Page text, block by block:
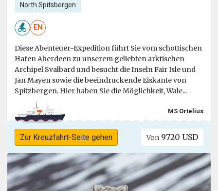
North Spitsbergen
EN
Diese Abenteuer-Expedition führt Sie vom schottischen
Hafen Aberdeen zu unserem geliebten arktischen
Archipel Svalbard und besucht die Inseln Fair Isle und
Jan Mayen sowie die beeindruckende Eiskante von
Spitzbergen. Hier haben Sie die Möglichkeit, Wale...
MS Ortelius
Zur Kreuzfahrt-Seite gehen Von 9720 USD